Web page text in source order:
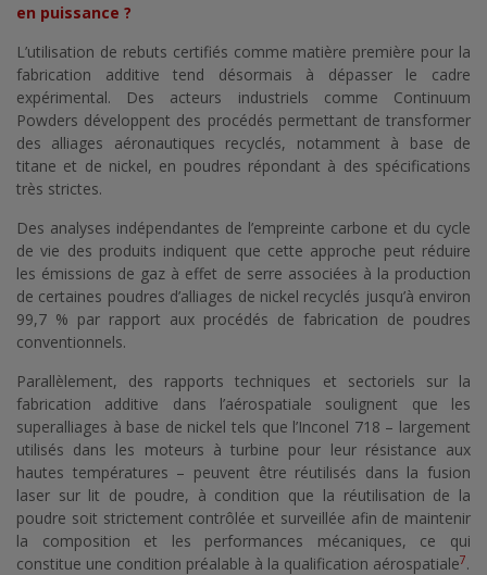
en puissance ?
L’utilisation de rebuts certifiés comme matière première pour la
fabrication additive tend désormais à dépasser le cadre
expérimental. Des acteurs industriels comme Continuum
Powders développent des procédés permettant de transformer
des alliages aéronautiques recyclés, notamment à base de
titane et de nickel, en poudres répondant à des spécifications
très strictes.
Des analyses indépendantes de l’empreinte carbone et du cycle
de vie des produits indiquent que cette approche peut réduire
les émissions de gaz à effet de serre associées à la production
de certaines poudres d’alliages de nickel recyclés jusqu’à environ
99,7 % par rapport aux procédés de fabrication de poudres
conventionnels.
Parallèlement, des rapports techniques et sectoriels sur la
fabrication additive dans l’aérospatiale soulignent que les
superalliages à base de nickel tels que l’Inconel 718 – largement
utilisés dans les moteurs à turbine pour leur résistance aux
hautes températures – peuvent être réutilisés dans la fusion
laser sur lit de poudre, à condition que la réutilisation de la
poudre soit strictement contrôlée et surveillée afin de maintenir
la composition et les performances mécaniques, ce qui
constitue une condition préalable à la qualification aérospatiale7.